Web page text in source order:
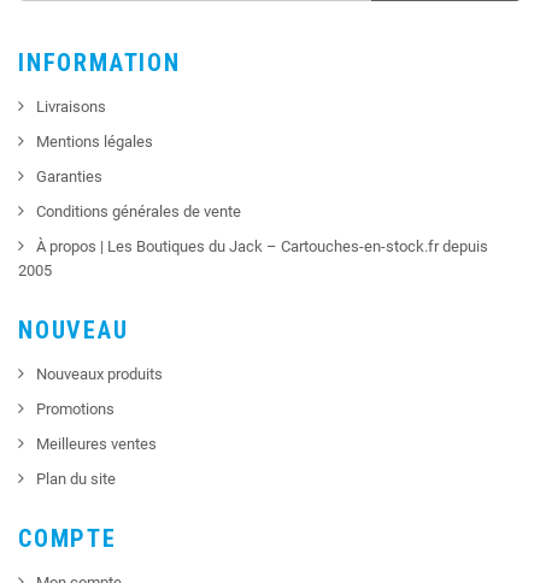
INFORMATION
Livraisons
Mentions légales
Garanties
Conditions générales de vente
À propos | Les Boutiques du Jack – Cartouches-en-stock.fr depuis
2005
NOUVEAU
Nouveaux produits
Promotions
Meilleures ventes
Plan du site
COMPTE